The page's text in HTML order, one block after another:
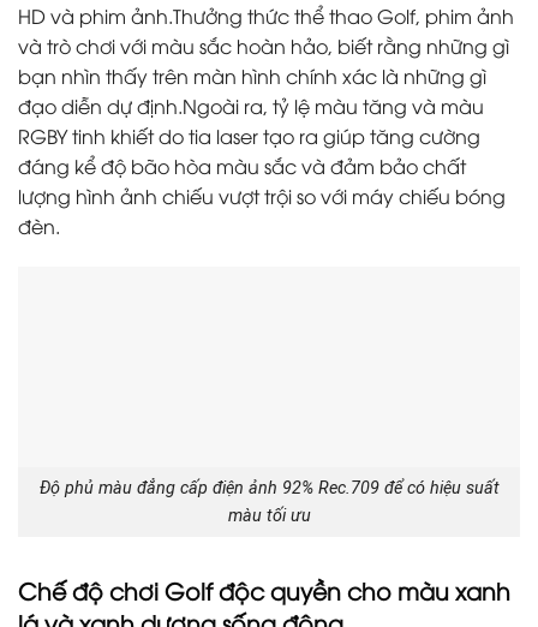
HD và phim ảnh.Thưởng thức thể thao Golf, phim ảnh
và trò chơi với màu sắc hoàn hảo, biết rằng những gì
bạn nhìn thấy trên màn hình chính xác là những gì
đạo diễn dự định.Ngoài ra, tỷ lệ màu tăng và màu
RGBY tinh khiết do tia laser tạo ra giúp tăng cường
đáng kể độ bão hòa màu sắc và đảm bảo chất
lượng hình ảnh chiếu vượt trội so với máy chiếu bóng
đèn.
Độ phủ màu đẳng cấp điện ảnh 92% Rec.709 để có hiệu suất
màu tối ưu
Chế độ chơi Golf độc quyền cho màu xanh